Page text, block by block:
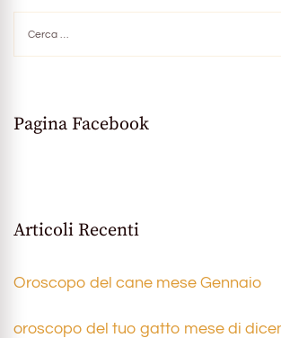
per:
Pagina Facebook
Articoli Recenti
Oroscopo del cane mese Gennaio
oroscopo del tuo gatto mese di